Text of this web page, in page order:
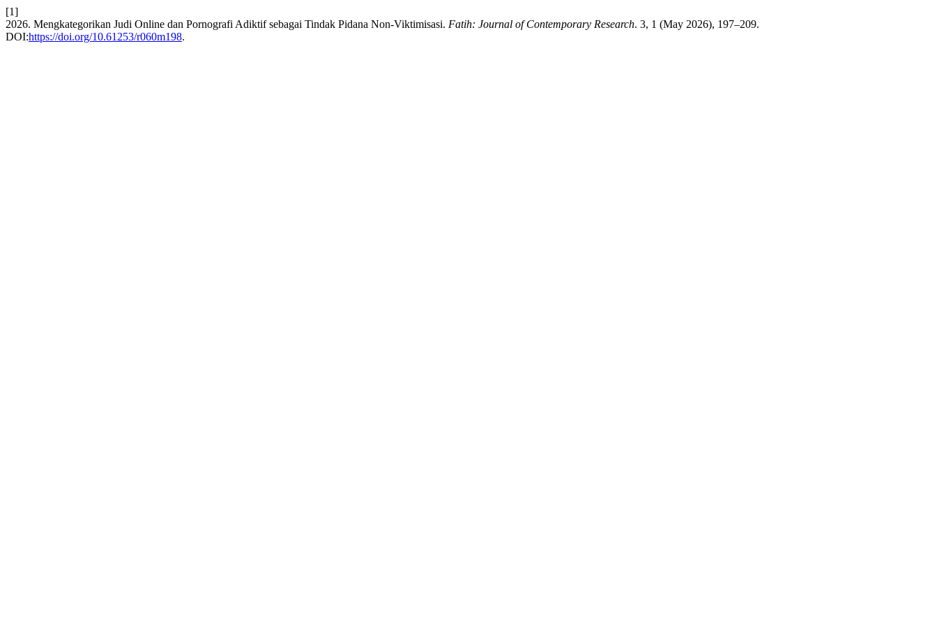
[1]
2026. Mengkategorikan Judi Online dan Pornografi Adiktif sebagai Tindak Pidana Non-Viktimisasi. Fatih: Journal of Contemporary Research. 3, 1 (May 2026), 197–209.
DOI:https://doi.org/10.61253/r060m198.